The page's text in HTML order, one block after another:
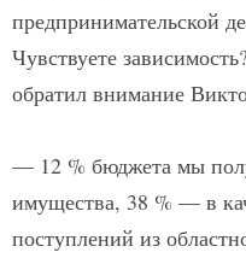
предпринимательской
Чувствуете
обратил внимание
— 12 % бюджета мы
имущества, 38 % — в
поступлений из